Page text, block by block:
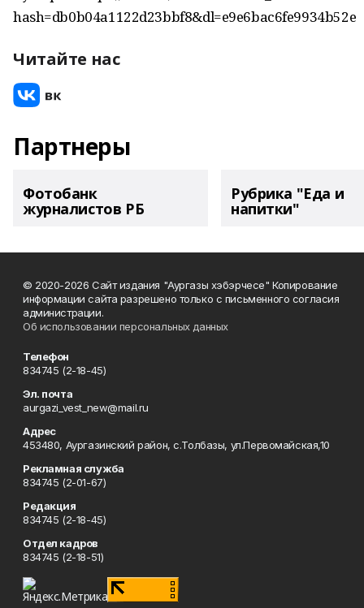
hash=db0b04a1122d23bbf8&dl=e9e6bac6fe9934b52e
Читайте нас
Партнеры
Фотобанк
журналистов РБ
Рубрика "Еда и
напитки"
© 2020-2026 Сайт издания "Аургазы хэбэрчесе" Копирование
информации сайта разрешено только с письменного согласия
администрации.
Об использовании персональных данных
Телефон
834745 (2-18-45)
Эл. почта
aurgazi_vest_new@mail.ru
Адрес
453480, Аургазинский район, с.Толбазы, ул.Первомайская,10
Рекламная служба
834745 (2-01-67)
Редакция
834745 (2-18-45)
Отдел кадров
834745 (2-18-51)